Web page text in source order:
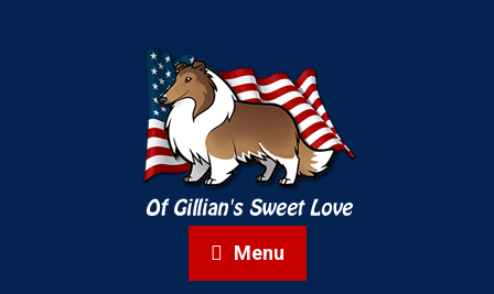
Menu